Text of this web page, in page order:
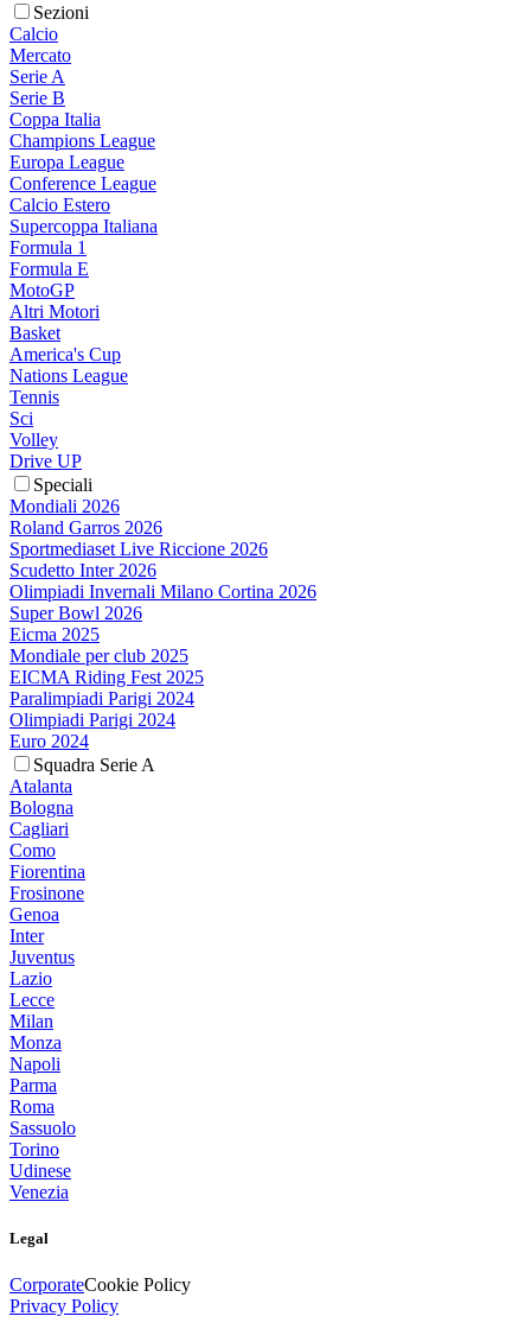
Sezioni
Calcio
Mercato
Serie A
Serie B
Coppa Italia
Champions League
Europa League
Conference League
Calcio Estero
Supercoppa Italiana
Formula 1
Formula E
MotoGP
Altri Motori
Basket
America's Cup
Nations League
Tennis
Sci
Volley
Drive UP
Speciali
Mondiali 2026
Roland Garros 2026
Sportmediaset Live Riccione 2026
Scudetto Inter 2026
Olimpiadi Invernali Milano Cortina 2026
Super Bowl 2026
Eicma 2025
Mondiale per club 2025
EICMA Riding Fest 2025
Paralimpiadi Parigi 2024
Olimpiadi Parigi 2024
Euro 2024
Squadra Serie A
Atalanta
Bologna
Cagliari
Como
Fiorentina
Frosinone
Genoa
Inter
Juventus
Lazio
Lecce
Milan
Monza
Napoli
Parma
Roma
Sassuolo
Torino
Udinese
Venezia
Legal
CorporateCookie Policy
Privacy Policy